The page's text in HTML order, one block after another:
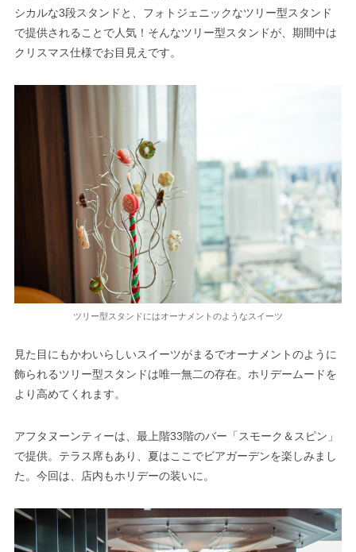
シカルな3段スタンドと、フォトジェニックなツリー型スタンド
で提供されることで人気！そんなツリー型スタンドが、期間中は
クリスマス仕様でお目見えです。
ツリー型スタンドにはオーナメントのようなスイーツ
見た目にもかわいらしいスイーツがまるでオーナメントのように
飾られるツリー型スタンドは唯一無二の存在。ホリデームードを
より高めてくれます。
アフタヌーンティーは、最上階33階のバー「スモーク＆スピン」
で提供。テラス席もあり、夏はここでビアガーデンを楽しみまし
た。今回は、店内もホリデーの装いに。